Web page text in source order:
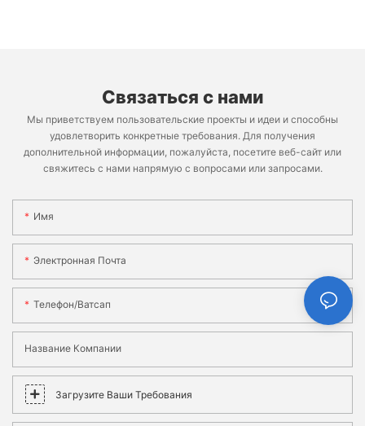
Связаться с нами
Мы приветствуем пользовательские проекты и идеи и способны
удовлетворить конкретные требования. Для получения
дополнительной информации, пожалуйста, посетите веб-сайт или
свяжитесь с нами напрямую с вопросами или запросами.
Имя
Электронная Почта
Телефон/ватсап
Название Компании
Загрузите Ваши Требования